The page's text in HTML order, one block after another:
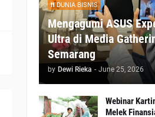
DUNIA BISNIS
Mengagumi ASUS
Ultra di Media
Semarang
by Dewi Rieka - June 25, 2026
Webinar
Melek